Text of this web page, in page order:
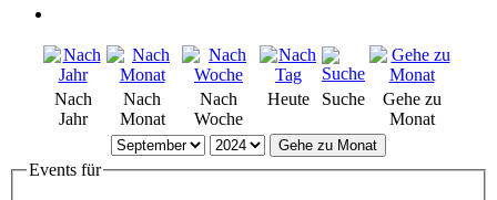
Nach
Jahr
Nach
Monat
Nach
Woche
Heute Suche
Gehe zu
Monat
Gehe zu Monat
Events für